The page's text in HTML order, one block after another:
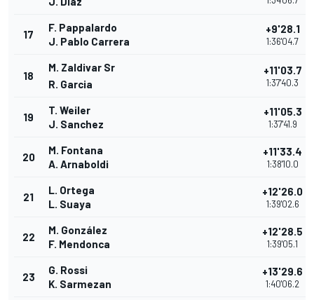
17
F. Pappalardo
J. Pablo Carrera
+9'28.1
1:36'04.7
18
M. Zaldivar Sr
R. Garcia
+11'03.7
1:37'40.3
19
T. Weiler
J. Sanchez
+11'05.3
1:37'41.9
20
M. Fontana
A. Arnaboldi
+11'33.4
1:38'10.0
21
L. Ortega
L. Suaya
+12'26.0
1:39'02.6
22
M. González
F. Mendonca
+12'28.5
1:39'05.1
23
G. Rossi
K. Sarmezan
+13'29.6
1:40'06.2